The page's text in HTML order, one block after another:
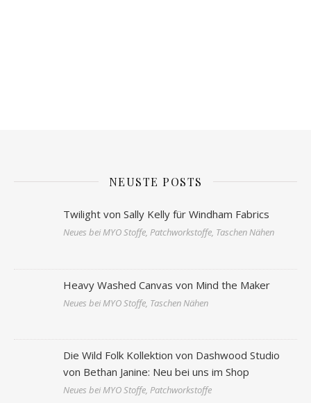
NEUSTE POSTS
Twilight von Sally Kelly für Windham Fabrics
Neues bei MYO Stoffe, Patchworkstoffe, Taschen Nähen
Heavy Washed Canvas von Mind the Maker
Neues bei MYO Stoffe, Taschen Nähen
Die Wild Folk Kollektion von Dashwood Studio
von Bethan Janine: Neu bei uns im Shop
Neues bei MYO Stoffe, Patchworkstoffe